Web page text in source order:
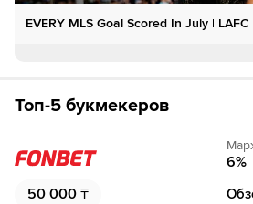
EVERY MLS Goal Scored In July | LAFC
Топ-5 букмекеров
50 000 ₸
6%